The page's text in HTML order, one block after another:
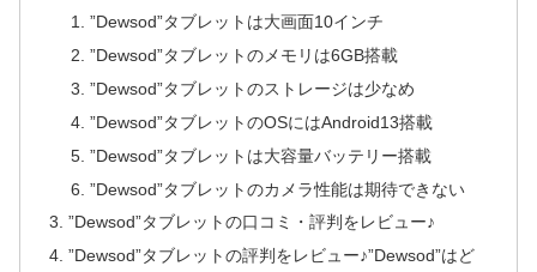
”Dewsod”タブレットは大画面10インチ
”Dewsod”タブレットのメモリは6GB搭載
”Dewsod”タブレットのストレージは少なめ
”Dewsod”タブレットのOSにはAndroid13搭載
”Dewsod”タブレットは大容量バッテリー搭載
”Dewsod”タブレットのカメラ性能は期待できない
”Dewsod”タブレットの口コミ・評判をレビュー♪
”Dewsod”タブレットの評判をレビュー♪”Dewsod”はど